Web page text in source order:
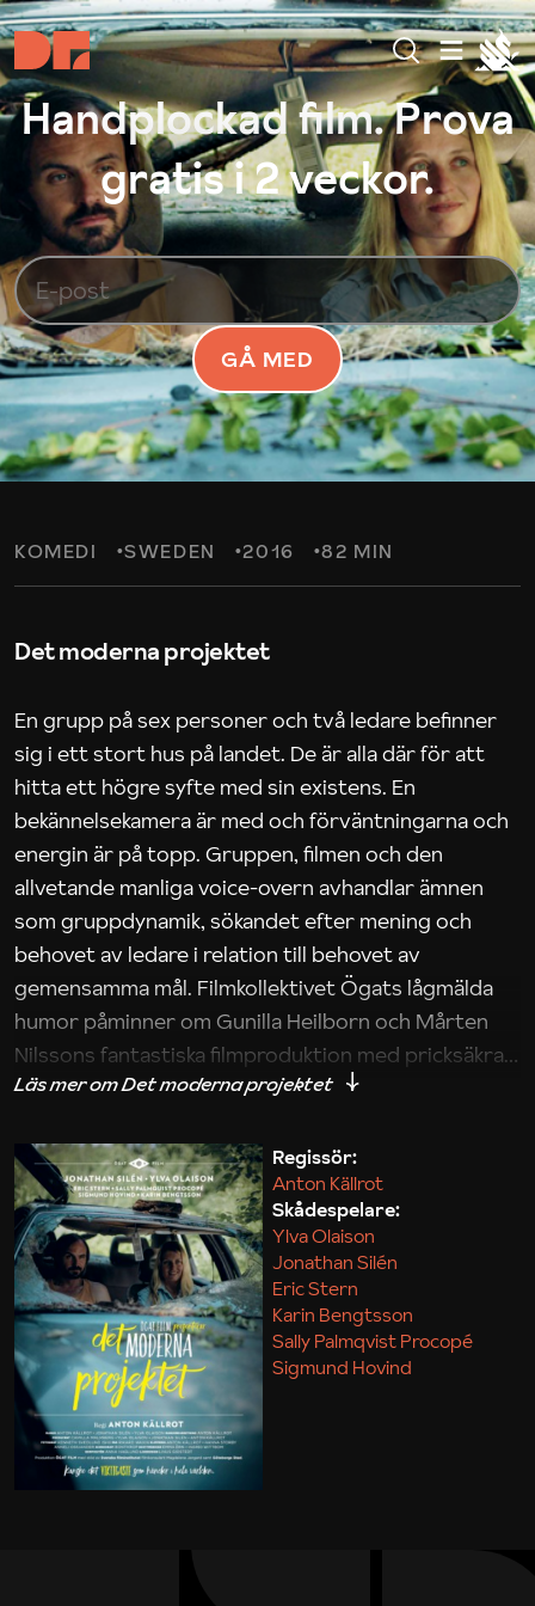
Handplockad film. Prova
gratis i 2 veckor.
GÅ MED
KOMEDI SWEDEN 2016 82 MIN
Det moderna projektet
En grupp på sex personer och två ledare befinner
sig i ett stort hus på landet. De är alla där för att
hitta ett högre syfte med sin existens. En
bekännelsekamera är med och förväntningarna och
energin är på topp. Gruppen, filmen och den
allvetande manliga voice-overn avhandlar ämnen
som gruppdynamik, sökandet efter mening och
behovet av ledare i relation till behovet av
gemensamma mål. Filmkollektivet Ögats lågmälda
humor påminner om Gunilla Heilborn och Mårten
Nilssons fantastiska filmproduktion med pricksäkra
iakttagelser om hur svårt det kan vara att omsätta
Maja Kekonius
Regissör:
Anton Källrot
Skådespelare:
Ylva Olaison
Jonathan Silén
Eric Stern
Karin Bengtsson
Sally Palmqvist Procopé
Sigmund Hovind